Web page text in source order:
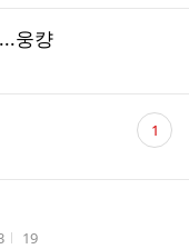
웅컁
댓
글 1
조회수
19